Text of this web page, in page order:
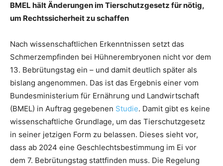
BMEL hält Änderungen im Tierschutzgesetz für nötig,
um Rechtssicherheit zu schaffen
Nach wissenschaftlichen Erkenntnissen setzt das
Schmerzempfinden bei Hühnerembryonen nicht vor dem
13. Bebrütungstag ein – und damit deutlich später als
bislang angenommen. Das ist das Ergebnis einer vom
Bundesministerium für Ernährung und Landwirtschaft
(BMEL) in Auftrag gegebenen Studie. Damit gibt es keine
wissenschaftliche Grundlage, um das Tierschutzgesetz
in seiner jetzigen Form zu belassen. Dieses sieht vor,
dass ab 2024 eine Geschlechtsbestimmung im Ei vor
dem 7. Bebrütungstag stattfinden muss. Die Regelung